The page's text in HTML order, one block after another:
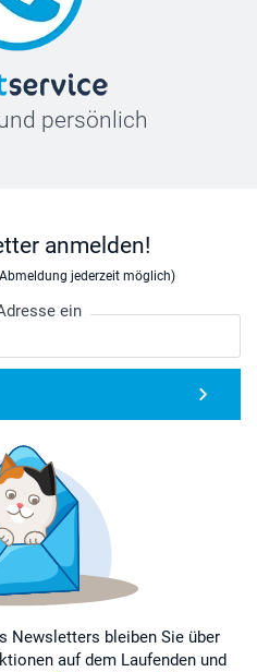
persönlich
anmelden!
jederzeit möglich)
ein
Newsletters bleiben Sie über
auf dem Laufenden und